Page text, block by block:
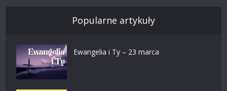
Popularne artykuły
Ewangelia i Ty – 23 marca